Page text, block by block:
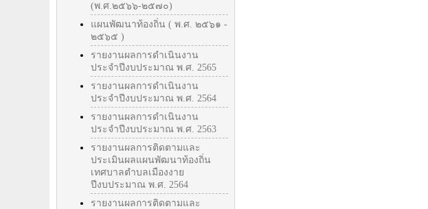
(พ.ศ.๒๕๖๖-๒๕๗๐)
แผนพัฒนาท้องถิ่น ( พ.ศ. ๒๕๖๑ -
๒๕๖๕ )
รายงานผลการดำเนินงาน
ประจำปีงบประมาณ พ.ศ. 2565
รายงานผลการดำเนินงาน
ประจำปีงบประมาณ พ.ศ. 2564
รายงานผลการดำเนินงาน
ประจำปีงบประมาณ พ.ศ. 2563
รายงานผลการติดตามและ
ประเมินผลแผนพัฒนาท้องถิ่น
เทศบาลตำบลเมืองงาย
ปีงบประมาณ พ.ศ. 2564
รายงานผลการติดตามและ